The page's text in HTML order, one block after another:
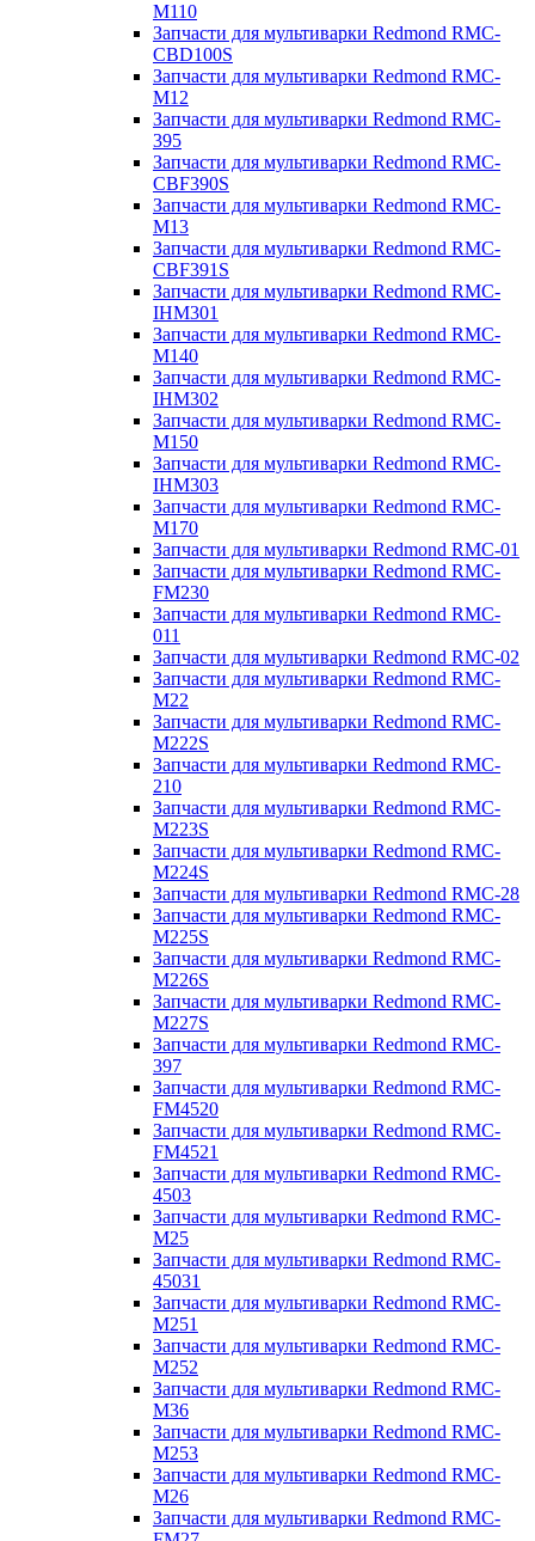
M110
Запчасти для мультиварки Redmond RMC-
CBD100S
Запчасти для мультиварки Redmond RMC-
M12
Запчасти для мультиварки Redmond RMC-
395
Запчасти для мультиварки Redmond RMC-
CBF390S
Запчасти для мультиварки Redmond RMC-
M13
Запчасти для мультиварки Redmond RMC-
CBF391S
Запчасти для мультиварки Redmond RMC-
IHM301
Запчасти для мультиварки Redmond RMC-
M140
Запчасти для мультиварки Redmond RMC-
IHM302
Запчасти для мультиварки Redmond RMC-
M150
Запчасти для мультиварки Redmond RMC-
IHM303
Запчасти для мультиварки Redmond RMC-
M170
Запчасти для мультиварки Redmond RMC-01
Запчасти для мультиварки Redmond RMC-
FM230
Запчасти для мультиварки Redmond RMC-
011
Запчасти для мультиварки Redmond RMC-02
Запчасти для мультиварки Redmond RMC-
M22
Запчасти для мультиварки Redmond RMC-
M222S
Запчасти для мультиварки Redmond RMC-
210
Запчасти для мультиварки Redmond RMC-
M223S
Запчасти для мультиварки Redmond RMC-
M224S
Запчасти для мультиварки Redmond RMC-28
Запчасти для мультиварки Redmond RMC-
M225S
Запчасти для мультиварки Redmond RMC-
M226S
Запчасти для мультиварки Redmond RMC-
M227S
Запчасти для мультиварки Redmond RMC-
397
Запчасти для мультиварки Redmond RMC-
FM4520
Запчасти для мультиварки Redmond RMC-
FM4521
Запчасти для мультиварки Redmond RMC-
4503
Запчасти для мультиварки Redmond RMC-
M25
Запчасти для мультиварки Redmond RMC-
45031
Запчасти для мультиварки Redmond RMC-
M251
Запчасти для мультиварки Redmond RMC-
M252
Запчасти для мультиварки Redmond RMC-
M36
Запчасти для мультиварки Redmond RMC-
M253
Запчасти для мультиварки Redmond RMC-
M26
Запчасти для мультиварки Redmond RMC-